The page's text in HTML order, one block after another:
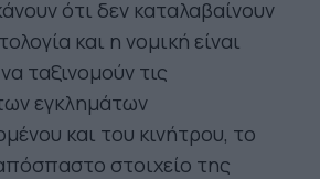
ότι δεν καταλαβαίνουν
και η νομική είναι
ταξινομούν τις
εγκλημάτων
και του κινήτρου, το
στοιχείο της